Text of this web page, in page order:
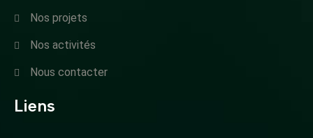
Nos projets
Nos activités
Nous contacter
Liens